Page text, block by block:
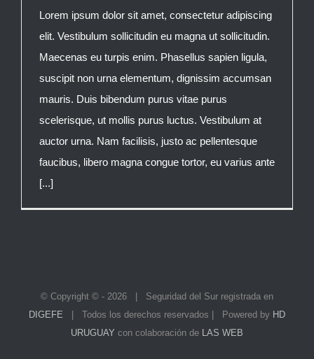
Lorem ipsum dolor sit amet, consectetur adipiscing
elit. Vestibulum sollicitudin eu magna ut sollicitudin.
Maecenas eu turpis enim. Phasellus sapien ligula,
suscipit non urna elementum, dignissim accumsan
mauris. Duis bibendum purus vitae purus
scelerisque, ut mollis purus luctus. Vestibulum at
auctor urna. Nam facilisis, justo ac pellentesque
faucibus, libero magna congue tortor, eu varius ante
[...]
© Copyright © - 2026 | Seguridad del Sur registrada en
DIGEFE | Todos los derechos reservados | Powered by HD
URUGUAY con colaboración de LAS WEB